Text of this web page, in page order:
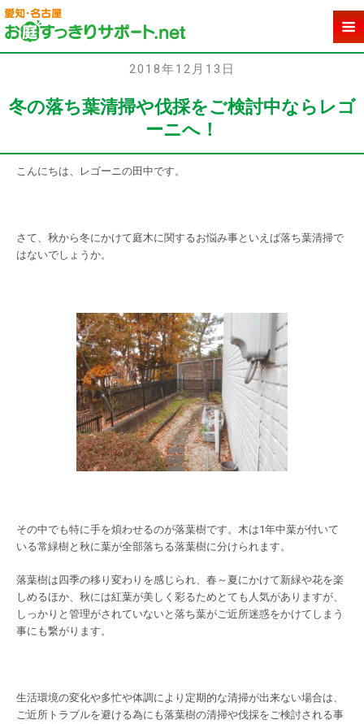
2018年12月13日
冬の落ち葉清掃や伐採をご検討中ならレゴ
ーニへ！
こんにちは、レゴーニの田中です。
さて、秋から冬にかけて庭木に関するお悩み事といえば落ち葉清掃で
はないでしょうか。
その中でも特に手を煩わせるのが落葉樹です。木は1年中葉が付いて
いる常緑樹と秋に葉が全部落ちる落葉樹に分けられます。
落葉樹は四季の移り変わりを感じられ、春～夏にかけて新緑や花を楽
しめるほか、秋には紅葉が美しく彩るためとても人気がありますが、
しっかりと管理がされていないと落ち葉がご近所迷惑をかけてしまう
事にも繋がります。
生活環境の変化や多忙や体調により定期的な清掃が出来ない場合は、
ご近所トラブルを避ける為にも落葉樹の清掃や伐採をご検討される事